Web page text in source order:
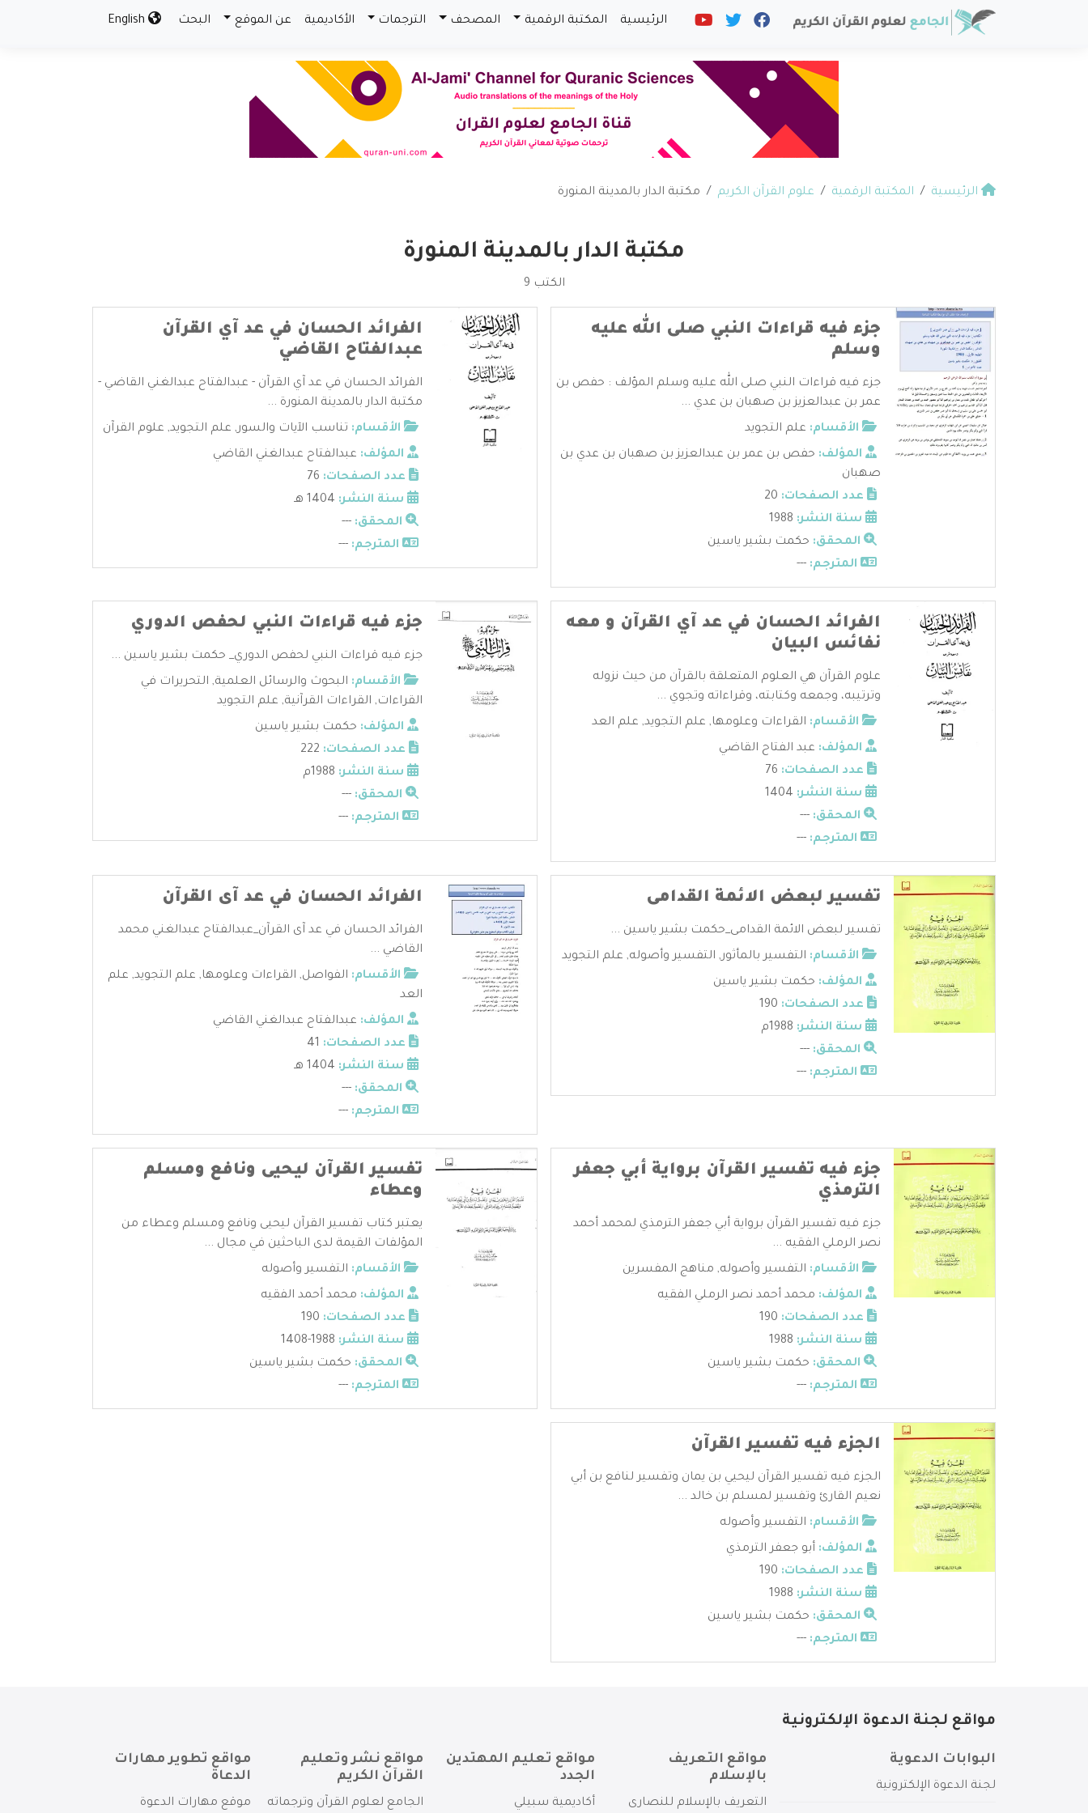
الرئيسية المكتبة الرقمية المصحف الترجمات الأكاديمية عن الموقع البحث
الرئيسية المكتبة الرقمية علوم القرآن الكريم مكتبة الدار بالمدينة المنورة
مكتبة الدار بالمدينة المنورة
الكتب 9
جزء فيه قراءات النبي صلى الله عليه
وسلم
جزء فيه قراءات النبي صلى الله عليه وسلم المؤلف : حفص بن
عمر بن عبدالعزيز بن صهبان بن عدي ...
الأقسام: علم التجويد
المؤلف: حفص بن عمر بن عبدالعزيز بن صهبان بن عدي بن
صهبان
عدد الصفحات:
سنة النشر:
المحقق: حكمت بشير ياسين
المترجم: ---
الفرائد الحسان في عد آي القرآن
عبدالفتاح القاضي
الفرائد الحسان في عد آي القرآن - عبدالفتاح عبدالغني القاضي -
مكتبة الدار بالمدينة المنورة ...
الأقسام: تناسب الآيات والسور, علم التجويد, علوم القرآن
المؤلف: عبدالفتاح عبدالغني القاضي
عدد الصفحات:
سنة النشر:
المحقق: ---
المترجم: ---
الفرائد الحسان في عد آي القرآن و معه
نفائس البيان
علوم القرآن هي العلوم المتعلقة بالقرآن من حيث نزوله
وترتيبه، وجمعه وكتابته، وقراءاته وتجوي ...
الأقسام: القراءات وعلومها, علم التجويد, علم العد
المؤلف: عبد الفتاح القاضي
عدد الصفحات:
سنة النشر:
المحقق: ---
المترجم: ---
جزء فيه قراءات النبي لحفص الدوري
جزء فيه قراءات النبي لحفص الدوري_ حكمت بشير ياسين ...
الأقسام: البحوث والرسائل العلمية, التحريرات في
القراءات, القراءات القرآنية, علم التجويد
المؤلف: حكمت بشير ياسين
عدد الصفحات:
سنة النشر:
المحقق: ---
المترجم: ---
تفسير لبعض الائمة القدامى
تفسير لبعض الائمة القدامى_حكمت بشير ياسين ...
الأقسام: التفسير بالمأثور, التفسير وأصوله, علم التجويد
المؤلف: حكمت بشير ياسين
عدد الصفحات:
سنة النشر:
المحقق: ---
المترجم: ---
الفرائد الحسان في عد آى القرآن
الفرائد الحسان في عد آى القرآن_عبدالفتاح عبدالغني محمد
القاضي ...
الأقسام: الفواصل, القراءات وعلومها, علم التجويد, علم
العد
المؤلف: عبدالفتاح عبدالغني القاضي
عدد الصفحات:
سنة النشر:
المحقق: ---
المترجم: ---
جزء فيه تفسير القرآن برواية أبي جعفر
الترمذي
جزء فيه تفسير القرآن برواية أبي جعفر الترمذي لمحمد أحمد
نصر الرملي الفقيه ...
الأقسام: التفسير وأصوله, مناهج المفسرين
المؤلف: محمد أحمد نصر الرملي الفقيه
عدد الصفحات:
سنة النشر:
المحقق: حكمت بشير ياسين
المترجم: ---
تفسير القرآن ليحيى ونافع ومسلم
وعطاء
يعتبر كتاب تفسير القرآن ليحيى ونافع ومسلم وعطاء من
المؤلفات القيمة لدى الباحثين في مجال ...
الأقسام: التفسير وأصوله
المؤلف: محمد أحمد الفقيه
عدد الصفحات:
سنة النشر:
المحقق: حكمت بشير ياسين
المترجم: ---
الجزء فيه تفسير القرآن
الجزء فيه تفسير القرآن ليحيي بن يمان وتفسير لنافع بن أبي
نعيم القارئ وتفسير لمسلم بن خالد ...
الأقسام: التفسير وأصوله
المؤلف: أبو جعفر الترمذي
عدد الصفحات:
سنة النشر:
المحقق: حكمت بشير ياسين
المترجم: ---
مواقع لجنة الدعوة الإلكترونية
البوابات الدعوية
لجنة الدعوة الإلكترونية
مواقع التعريف
بالإسلام
التعريف بالإسلام للنصارى
مواقع تعليم المهتدين
الجدد
أكاديمية سبيلي
مواقع نشر وتعليم
القرآن الكريم
الجامع لعلوم القرآن وترجماته
مواقع تطوير مهارات
الدعاة
موقع مهارات الدعوة